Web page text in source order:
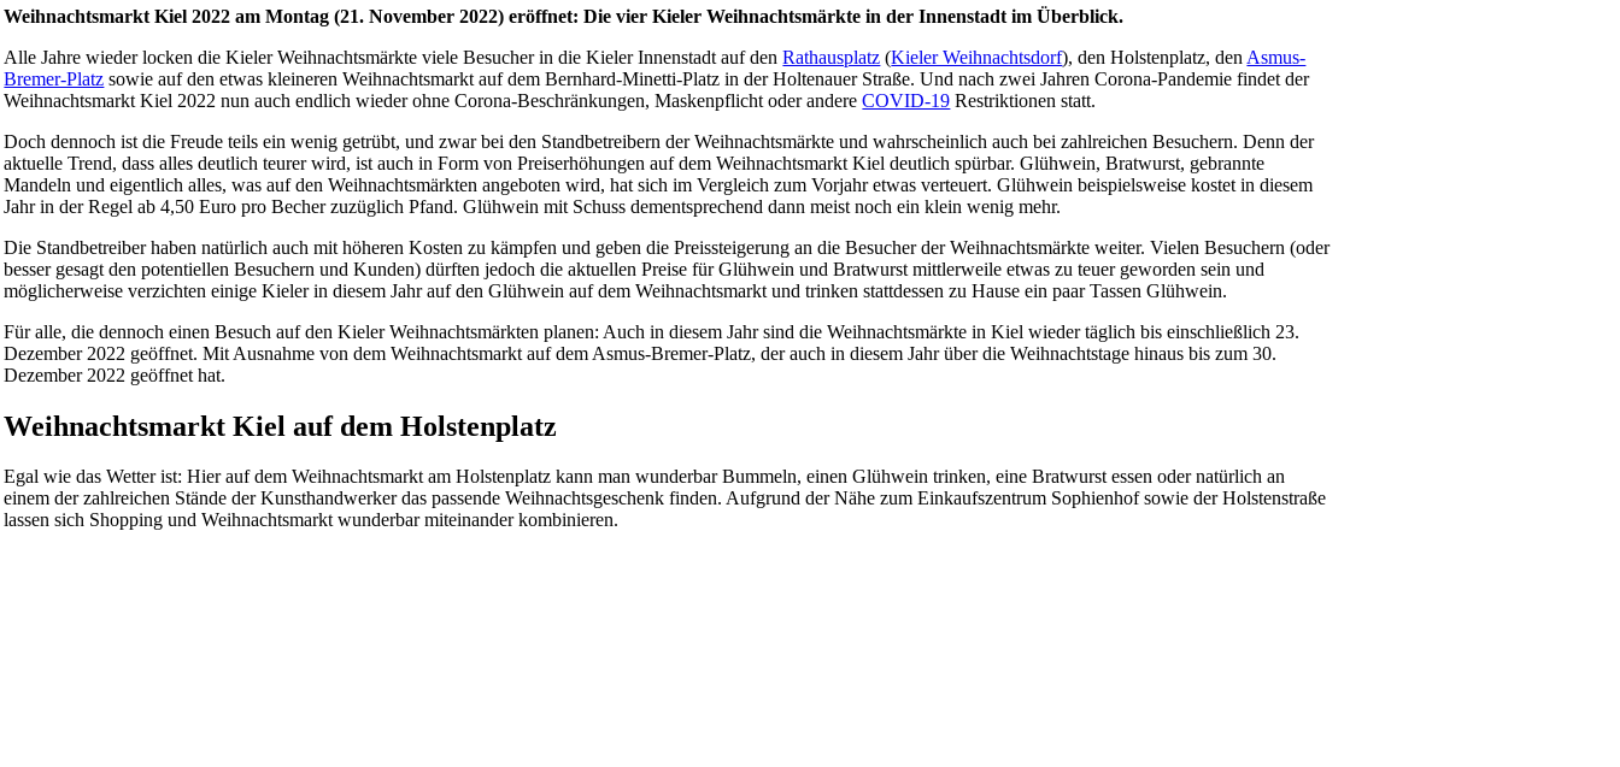
Weihnachtsmarkt Kiel 2022 am Montag (21. November 2022) eröffnet: Die vier Kieler Weihnachtsmärkte in der Innenstadt im Überblick.
Alle Jahre wieder locken die Kieler Weihnachtsmärkte viele Besucher in die Kieler Innenstadt auf denRathausplatz (Kieler Weihnachtsdorf), den Holstenplatz, den Asmus-
Bremer-Platz sowie auf den etwas kleineren Weihnachtsmarkt auf dem Bernhard-Minetti-Platz in der Holtenauer Straße. Und nach zwei Jahren Corona-Pandemie findet der
Weihnachtsmarkt Kiel 2022 nun auch endlich wieder ohne Corona-Beschränkungen, Maskenpflicht oder andereCOVID-19 Restriktionen statt.
Doch dennoch ist die Freude teils ein wenig getrübt, und zwar bei den Standbetreibern der Weihnachtsmärkte und wahrscheinlich auch bei zahlreichen Besuchern. Denn der
aktuelle Trend, dass alles deutlich teurer wird, ist auch in Form von Preiserhöhungen auf dem Weihnachtsmarkt Kiel deutlich spürbar. Glühwein, Bratwurst, gebrannte
Mandeln und eigentlich alles, was auf den Weihnachtsmärkten angeboten wird, hat sich im Vergleich zum Vorjahr etwas verteuert. Glühwein beispielsweise kostet in diesem
Jahr in der Regel ab 4,50 Euro pro Becher zuzüglich Pfand. Glühwein mit Schuss dementsprechend dann meist noch ein klein wenig mehr.
Die Standbetreiber haben natürlich auch mit höheren Kosten zu kämpfen und geben die Preissteigerung an die Besucher der Weihnachtsmärkte weiter. Vielen Besuchern (oder
besser gesagt den potentiellen Besuchern und Kunden) dürften jedoch die aktuellen Preise für Glühwein und Bratwurst mittlerweile etwas zu teuer geworden sein und
möglicherweise verzichten einige Kieler in diesem Jahr auf den Glühwein auf dem Weihnachtsmarkt und trinken stattdessen zu Hause ein paar Tassen Glühwein.
Für alle, die dennoch einen Besuch auf den Kieler Weihnachtsmärkten planen: Auch in diesem Jahr sind die Weihnachtsmärkte in Kiel wieder täglich bis einschließlich 23.
Dezember 2022 geöffnet. Mit Ausnahme von dem Weihnachtsmarkt auf dem Asmus-Bremer-Platz, der auch in diesem Jahr über die Weihnachtstage hinaus bis zum 30.
Dezember 2022 geöffnet hat.
Weihnachtsmarkt Kiel auf dem Holstenplatz
Egal wie das Wetter ist: Hier auf dem Weihnachtsmarkt am Holstenplatz kann man wunderbar Bummeln, einen Glühwein trinken, eine Bratwurst essen oder natürlich an
einem der zahlreichen Stände der Kunsthandwerker das passende Weihnachtsgeschenk finden. Aufgrund der Nähe zum Einkaufszentrum Sophienhof sowie der Holstenstraße
lassen sich Shopping und Weihnachtsmarkt wunderbar miteinander kombinieren.